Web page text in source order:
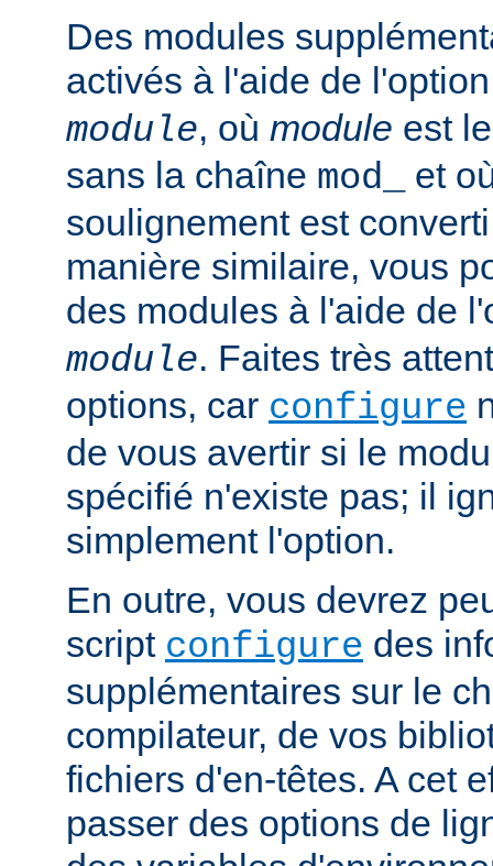
Des modules
activés à l'aide de
module, où module est
sans la chaîne mod_
et
soulignement est
manière similaire, vous
des modules à l'aide de
module. Faites très
options, car configure
de vous avertir si le
spécifié n'existe pas; il
simplement l'option.
En outre, vous devrez
script configure des
supplémentaires sur le
compilateur, de vos
fichiers d'en-têtes. A cet
passer des options de